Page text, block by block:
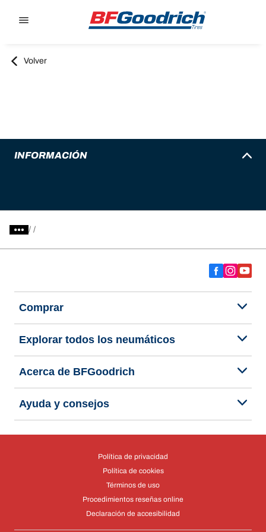
Volver
INFORMACIÓN
/
Comprar
Explorar todos los neumáticos
Acerca de BFGoodrich
Ayuda y consejos
Política de privacidad
Política de cookies
Términos de uso
Procedimientos reseñas online
Declaración de accesibilidad